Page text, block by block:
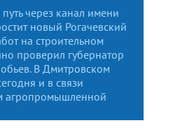
через канал имени
новый Рогачевский
на строительном
проверил губернатор
В Дмитровском
и в связи
агропромышленной